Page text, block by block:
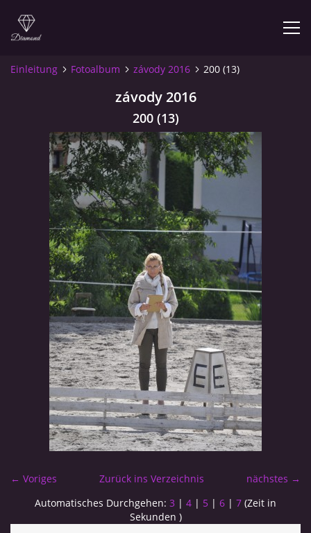
© 2026 eStránky.cz
Einleitung Fotoalbum závody 2016 200 (13)
závody 2016
200 (13)
← Voriges nächstes →
Zurück ins Verzeichnis
Automatisches Durchgehen: 3 | 4 | 5 | 6 | 7 (Zeit in
Sekunden )